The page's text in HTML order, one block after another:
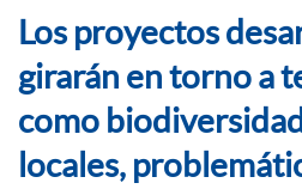
Los proyectos
girarán en torno a
como
locales,